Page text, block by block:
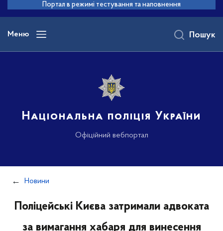
основного
вмісту
Портал в режимі тестування та наповнення
Меню
Національна поліція України
Офіційний вебпортал
Пошук
Новини
Поліцейські Києва затримали адвоката
за вимагання хабаря для винесення